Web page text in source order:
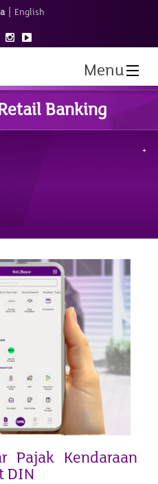
| English
Menu
Banking
Pajak Kendaraan
DIN